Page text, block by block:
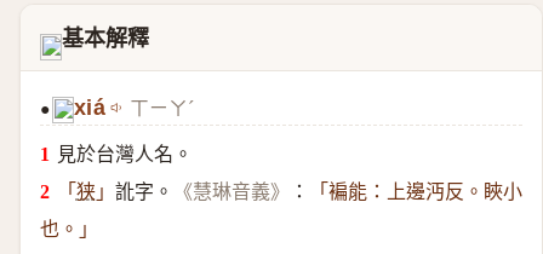
𣇍基本解釋
● 𣇍 xiá ㄒㄧㄚˊ
見於台灣人名。
「 狭」 訛字。 《慧琳音義》 ：
「褊能：上邊沔反。䀹小
也。」